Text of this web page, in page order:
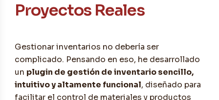
Proyectos Reales
Gestionar inventarios no debería ser
complicado. Pensando en eso, he desarrollado
un plugin de gestión de inventario sencillo,
intuitivo y altamente funcional, diseñado para
facilitar el control de materiales y productos